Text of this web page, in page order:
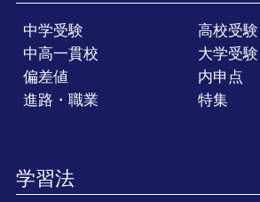
中学受験
高校受験
中高一貫校
大学受験
偏差値
内申点
進路・職業
特集
学習法